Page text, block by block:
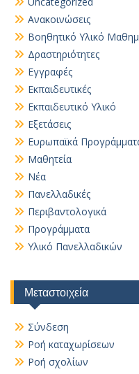
Ανακοινώσεις
Βοηθητικό Yλικό
Δραστηριότητες
Εγγραφές
Εκπαιδευτικές
Εκπαιδευτικό Υλικό
Εξετάσεις
Ευρωπαϊκά
Μαθητεία
Νέα
Πανελλαδικές
Περιβαντολογικά
Προγράμματα
Υλικό Πανελλαδικών
Μεταστοιχεία
Σύνδεση
Ροή καταχωρίσεων
Ροή σχολίων